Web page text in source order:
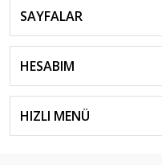
SAYFALAR
HESABIM
HIZLI MENÜ